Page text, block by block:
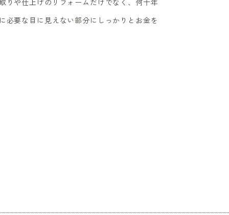
りや仕上げのリフォームだけでなく、何十年
必要な目に見えない部分にしっかりとお金を